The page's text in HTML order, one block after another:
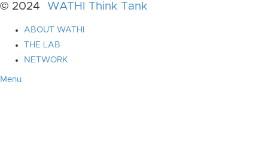
© 2024 WATHI Think Tank
ABOUT WATHI
THE LAB
NETWORK
Menu